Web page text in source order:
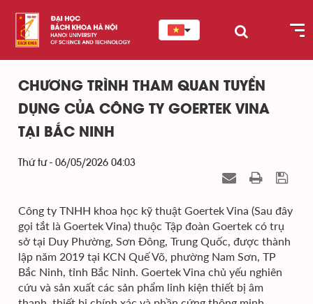
CHƯƠNG TRÌNH THAM QUAN TUYỂN
DỤNG CỦA CÔNG TY GOERTEK VINA
TẠI BẮC NINH
Thứ tư - 06/05/2026 04:03
Công ty TNHH khoa học kỹ thuật Goertek Vina (Sau đây
gọi tắt là Goertek Vina) thuộc Tập đoàn Goertek có trụ
sở tại Duy Phường, Sơn Đông, Trung Quốc, được thành
lập năm 2019 tại KCN Quế Võ, phường Nam Sơn, TP
Bắc Ninh, tỉnh Bắc Ninh. Goertek Vina chủ yếu nghiên
cứu và sản xuất các sản phẩm linh kiện thiết bị âm